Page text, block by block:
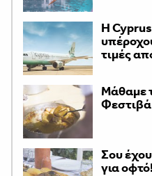
H
τιμές
Μάθαμε
Σου
για οφτό!